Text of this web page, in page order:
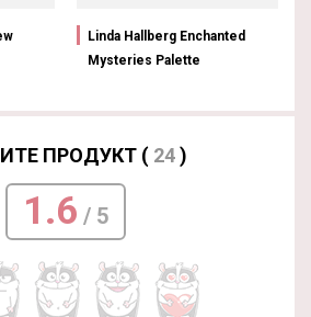
Linda Hallberg Enchanted
Mysteries Palette
ПРОДУКТ ( 24)
1.6 / 5